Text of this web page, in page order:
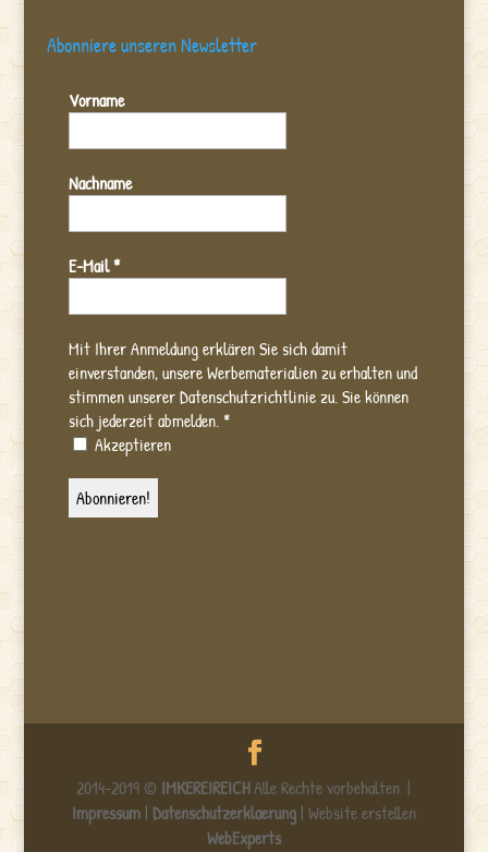
Abonniere unseren Newsletter
Vorname
Nachname
E-Mail*
Mit Ihrer Anmeldung erklären Sie sich damit
einverstanden, unsere Werbematerialien zu erhalten und
stimmen unserer Datenschutzrichtlinie zu. Sie können
sich jederzeit abmelden.*
Akzeptieren
2014-2019 © IMKEREIREICHAlle Rechte vorbehalten. |
Impressum| Datenschutzerklaerung| Website erstellen
WebExperts